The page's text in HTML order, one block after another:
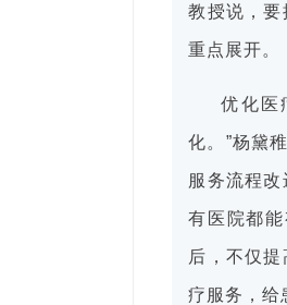
教授说，要
重点展开。
优化医
化。”杨黛
服务流程
有医院都
后，不仅
疗服务，给